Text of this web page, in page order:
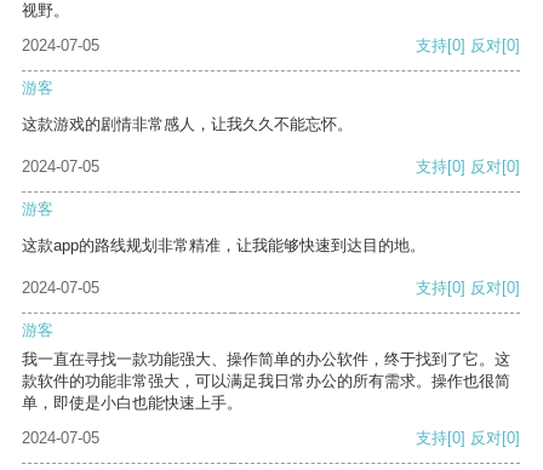
视野。
2024-07-05
支持[0] 反对[0]
游客
这款游戏的剧情非常感人，让我久久不能忘怀。
2024-07-05 支持[0] 反对[0]
游客
这款app的路线规划非常精准，让我能够快速到达目的地。
2024-07-05 支持[0] 反对[0]
游客
我一直在寻找一款功能强大、操作简单的办公软件，终于找到了它。这
款软件的功能非常强大，可以满足我日常办公的所有需求。操作也很简
单，即使是小白也能快速上手。
2024-07-05
支持[0] 反对[0]